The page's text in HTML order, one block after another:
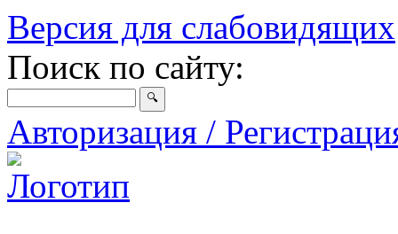
Версия для слабовидящих
Поиск по сайту:
Авторизация /